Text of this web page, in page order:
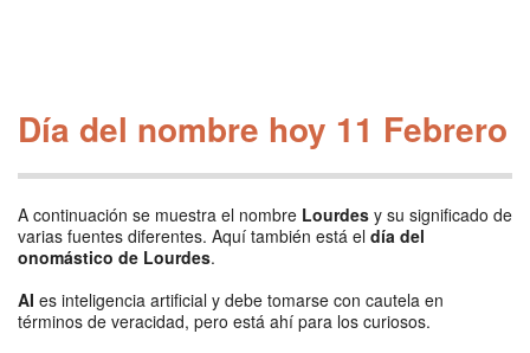
Día del nombre hoy 11 Febrero
A continuación se muestra el nombre Lourdes y su significado de
varias fuentes diferentes. Aquí también está el día del
onomástico de Lourdes.
AI es inteligencia artificial y debe tomarse con cautela en
términos de veracidad, pero está ahí para los curiosos.